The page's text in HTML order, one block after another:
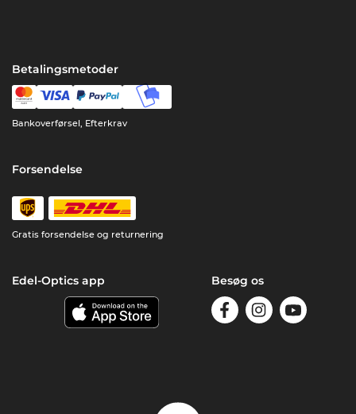
Betalingsmetoder
Bankoverførsel, Efterkrav
Forsendelse
Gratis forsendelse og returnering
Edel-Optics app Besøg os